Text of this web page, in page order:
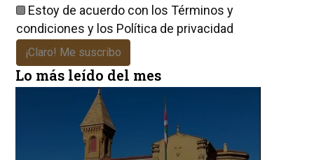
Estoy de acuerdo con los Términos y
condiciones y los Política de privacidad
¡Claro! Me suscribo
Lo más leído del mes